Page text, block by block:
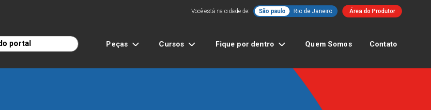
Você está na cidade de: São paulo Rio de Janeiro Área do Produtor
Peças Cursos Fique por dentro Quem Somos Contato